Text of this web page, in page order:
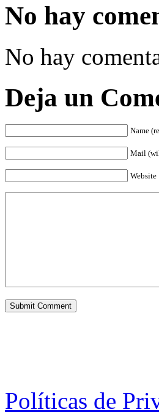
No hay
No hay
Deja un
Name
Mail
Website
Políticas de